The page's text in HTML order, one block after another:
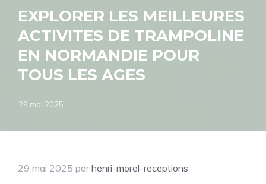
EXPLORER LES MEILLEURES
ACTIVITES DE TRAMPOLINE
EN NORMANDIE POUR
TOUS LES AGES
29 mai 2025
29 mai 2025 par henri-morel-receptions